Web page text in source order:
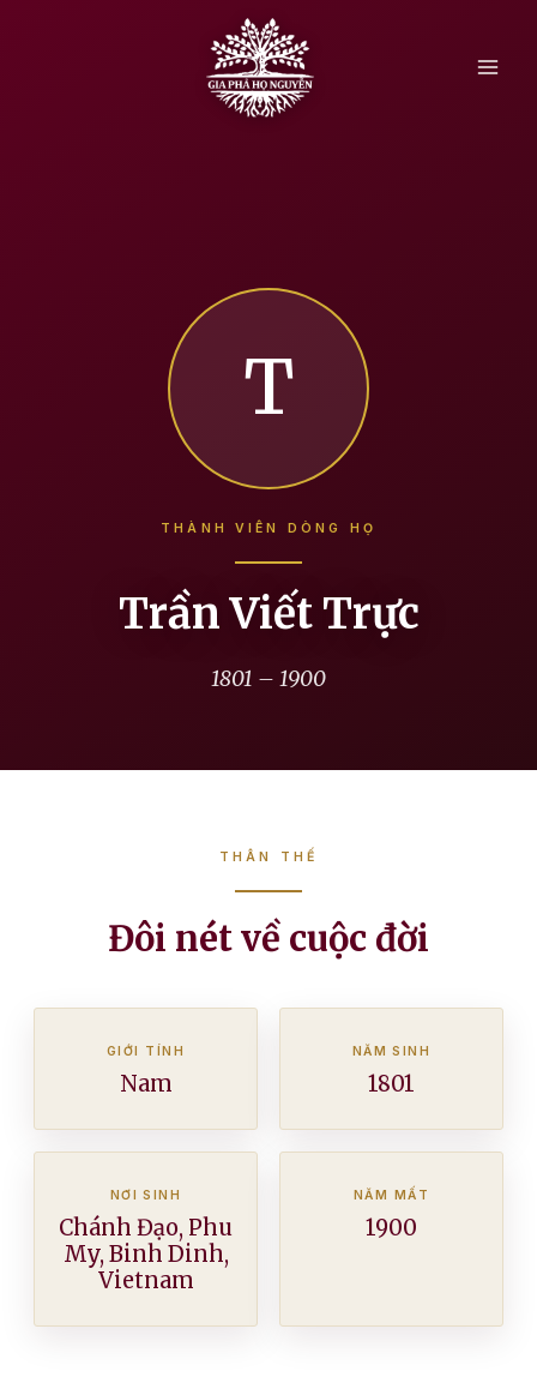
T
THÀNH VIÊN DÒNG HỌ
Trần Viết Trực
1801 – 1900
THÂN THẾ
Đôi nét về cuộc đời
GIỚI TÍNH
Nam
NĂM SINH
1801
NƠI SINH
Chánh Đạo, Phu
My, Binh Dinh,
Vietnam
NĂM MẤT
1900